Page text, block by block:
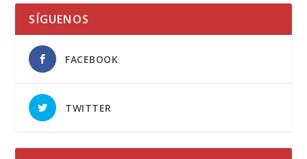
SÍGUENOS
FACEBOOK
TWITTER